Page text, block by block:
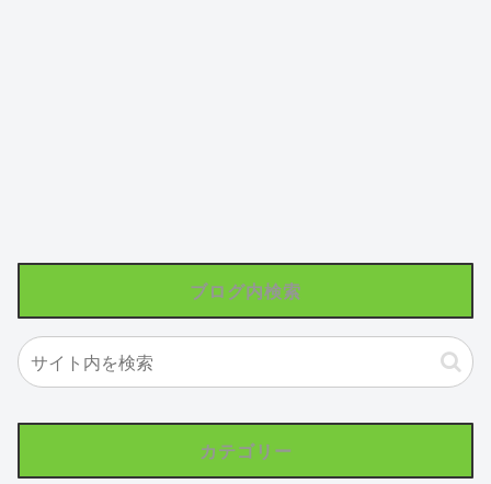
ブログ内検索
カテゴリー